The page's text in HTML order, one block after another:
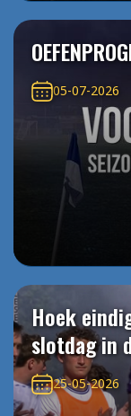
05-07-2026
Hoek
slotdag in
25-05-2026